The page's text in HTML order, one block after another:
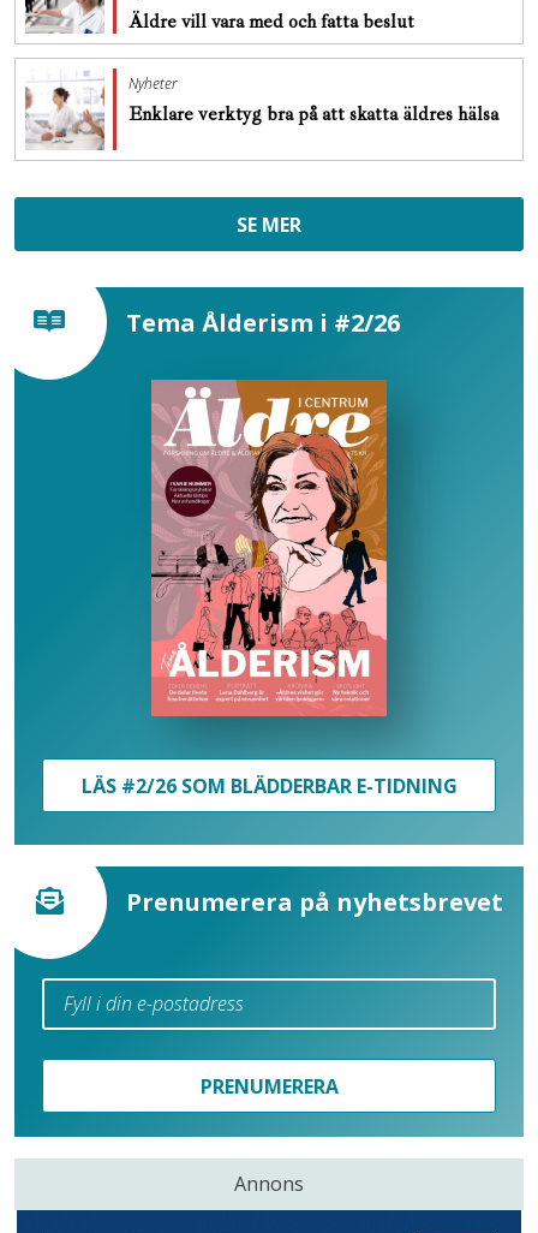
Äldre vill vara med och fatta beslut
Nyheter
Enklare verktyg bra på att skatta äldres hälsa
SE MER
Tema Ålderism i #2/26
LÄS #2/26 SOM BLÄDDERBAR E-TIDNING
Prenumerera på nyhetsbrevet
PRENUMERERA
Annons